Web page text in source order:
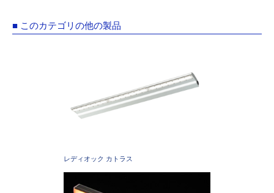
■ このカテゴリの他の製品
レディオック カトラス